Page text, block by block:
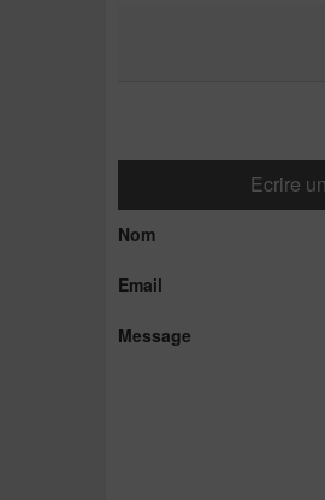
Ecrire
Nom
Email
Message